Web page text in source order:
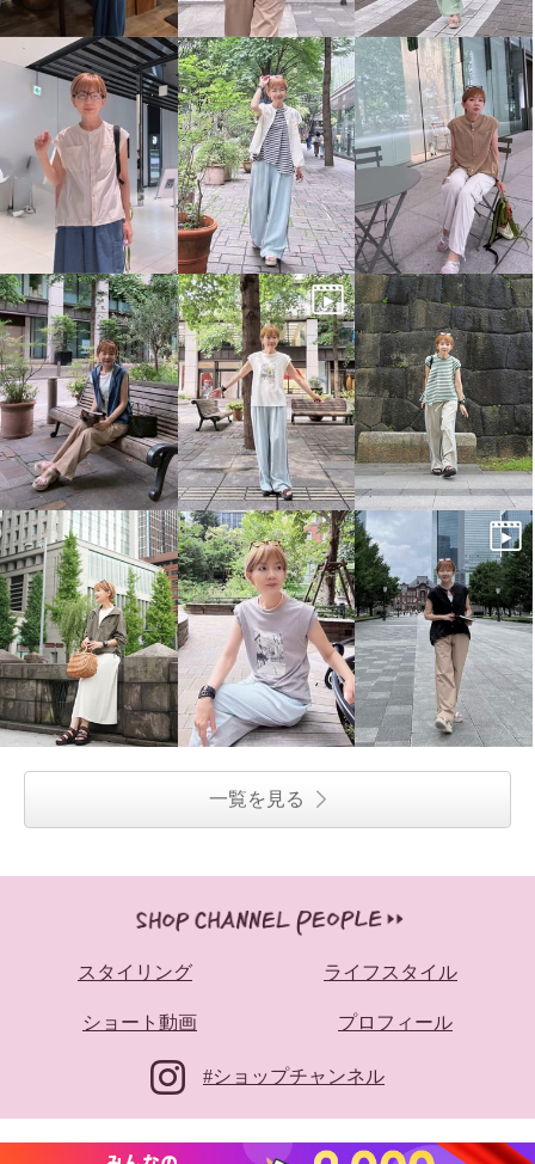
一覧を見る
スタイリング ライフスタイル
ショート動画 プロフィール
#ショップチャンネル